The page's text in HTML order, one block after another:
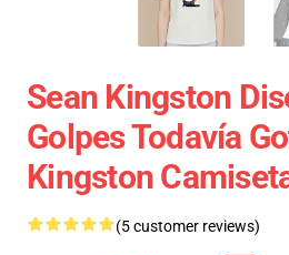
Sean Kingston
Golpes Todavía
Kingston
(5 customer reviews)